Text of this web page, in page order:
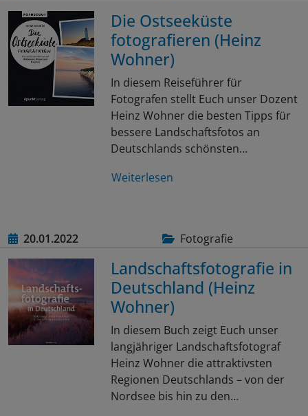
Die Ostseeküste
fotografieren (Heinz
Wohner)
In diesem Reiseführer für
Fotografen stellt Euch unser Dozent
Heinz Wohner die besten Tipps für
bessere Landschaftsfotos an
Deutschlands schönsten…
Weiterlesen
20.01.2022 Fotografie
Landschaftsfotografie in
Deutschland (Heinz
Wohner)
In diesem Buch zeigt Euch unser
langjähriger Landschaftsfotograf
Heinz Wohner die attraktivsten
Regionen Deutschlands – von der
Nordsee bis hin zu den…